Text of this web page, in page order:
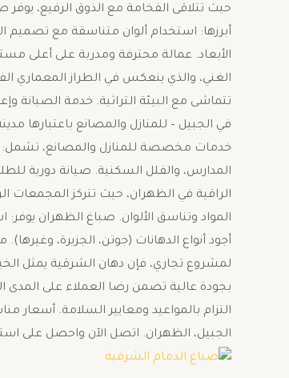
حيث تتلاقى الفخامة مع الذوق الرفيع،
أبرزها: استخدام ألوان متناسقة مع تصميم
الأبعاد. عمالة محترفة ومدربة على أعلى
الغني، والذي ينعكس في الطراز المعماري
تتماشى مع البيئة التراثية. خدمة الصيانة
في الجبيل – للمنازل والمصانع باعتبارها
خدمات مخصصة للمنازل والمصانع، تشمل:
المدارس، والفلل السكنية. صيانة دورية
الراقية في الظهران، حيث تتركز المجمعات
المواد وتناسق الألوان. صباغ الظهران يوفر:
أجود أنواع الدهانات (جوتن، الجزيرة،
لمشروع تجاري، فإن دهان الشرقية يمثل
بجودة عالية تضمن رضا العملاء على المدى
التزام بالمواعيد ومعايير السلامة. أسعار
الجبيل، الظهران. اتصل الآن واحصل على